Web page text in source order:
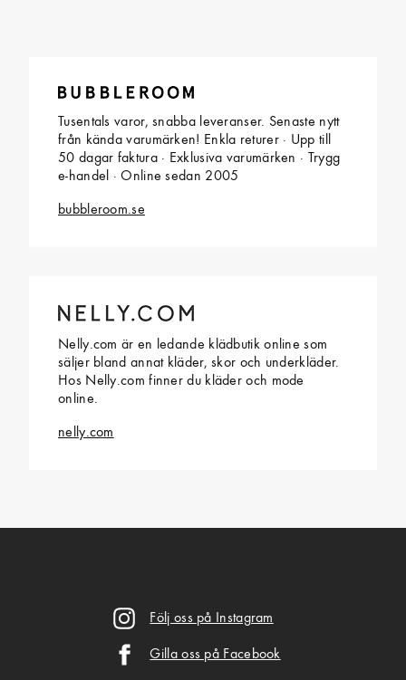
Tusentals varor, snabba leveranser. Senaste nytt
från kända varumärken! Enkla returer · Upp till
50 dagar faktura · Exklusiva varumärken · Trygg
e-handel · Online sedan 2005
bubbleroom.se
Nelly.com är en ledande klädbutik online som
säljer bland annat kläder, skor och underkläder.
Hos Nelly.com finner du kläder och mode
online.
nelly.com
Följ oss på Instagram
Gilla oss på Facebook